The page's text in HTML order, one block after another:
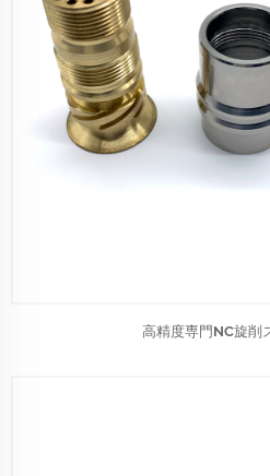
高精度専門NC旋削